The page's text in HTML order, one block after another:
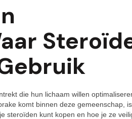
die hun lichaam willen
komt binnen deze gemeenschap,
steroïden kunt kopen en hoe je ze